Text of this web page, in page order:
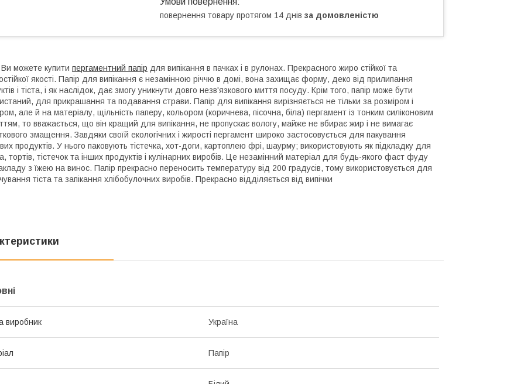
повернення товару протягом 14 днів за домовленістю
можете купити пергаментний папір для випікання в пачках і в рулонах. Прекрасного жиро стійкої та
якості. Папір для випікання є незамінною річчю в домі, вона захищає форму, деко від прилипання
і тіста, і як наслідок, дає змогу уникнути довго незв'язкового миття посуду. Крім того, папір може бути
для прикрашання та подавання страви. Папір для випікання вирізняється не тільки за розміром і
але й на матеріалу, щільність паперу, кольором (коричнева, пісочна, біла) пергамент із тонким силіконовим
то вважається, що він кращий для випікання, не пропускає вологу, майже не вбирає жир і не вимагає
змащення. Завдяки своїй екологічних і жирості пергамент широко застосовується для пакування
продуктів. У нього паковують тістечка, хот-доги, картоплею фрі, шаурму; використовують як підкладку для
тортів, тістечок та інших продуктів і кулінарних виробів. Це незамінний матеріал для будь-якого фаст фуду
з їжею на винос. Папір прекрасно переносить температуру від 200 градусів, тому використовується для
тіста та запікання хлібобулочних виробів. Прекрасно відділяється від випічки
виробник Україна
Папір